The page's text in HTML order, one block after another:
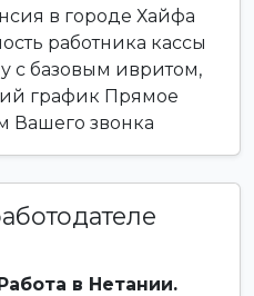
в городе Хайфа
работника кассы
базовым ивритом,
график Прямое
Вашего звонка
в Нетании.